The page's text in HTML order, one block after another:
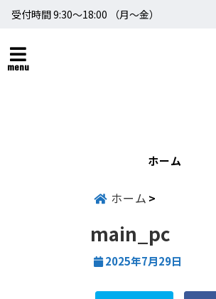
受付時間 9:30～18:00 （月〜金）
menu
ホーム
ホーム
main_pc
2025年7月29日